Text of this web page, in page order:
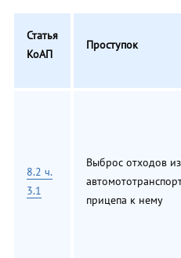
Статья
КоАП
Проступок
8.2 ч.
3.1
Выброс отходов из
прицепа к нему